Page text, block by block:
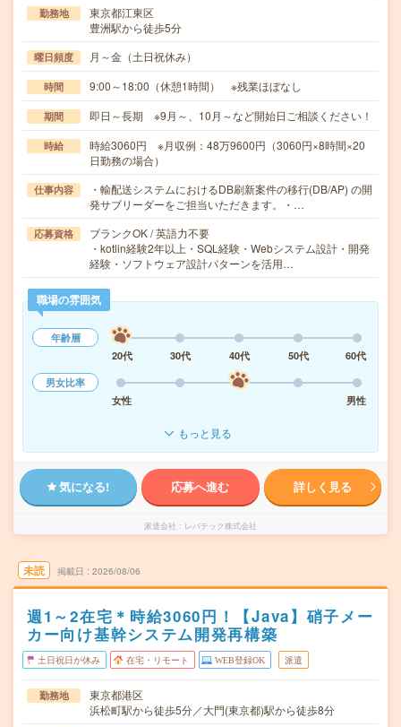
勤務地
東京都江東区
豊洲駅から徒歩5分
曜日頻度 月～金（土日祝休み）
時間 9:00～18:00（休憩1時間） ※残業ほぼなし
期間 即日～長期 ※9月～、10月～など開始日ご相談ください！
時給
時給3060円 ※月収例：48万9600円（3060円×8時間×20
日勤務の場合）
仕事内容
・輸配送システムにおけるDB刷新案件の移行(DB/AP) の開
発サブリーダーをご担当いただきます。・…
応募資格
ブランクOK / 英語力不要
・kotlin経験2年以上・SQL経験・Webシステム設計・開発
経験・ソフトウェア設計パターンを活用…
職場の雰囲気
年齢層
20代
30代 40代 50代
60代
男女比率
女性
男性
もっと見る
気になる! 応募へ進む 詳しく見る
派遣会社 レバテック株式会社
未読 掲載日 2026/08/06
週1～2在宅＊時給3060円！【Java】硝子メー
カー向け基幹システム開発再構築
土日祝日が休み 在宅・リモート WEB登録OK 派遣
勤務地
東京都港区
浜松町駅から徒歩5分／大門(東京都)駅から徒歩8分